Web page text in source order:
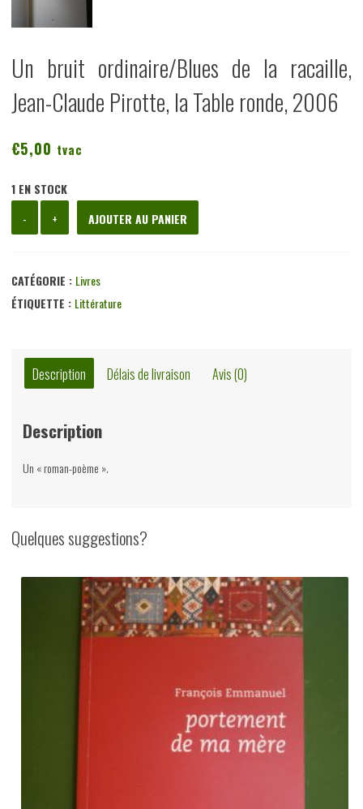
Un bruit ordinaire/Blues de la racaille,
Jean-Claude Pirotte, la Table ronde, 2006
€5,00 tvac
1 EN STOCK
-
de
bruit
ordinaire/Blues
racaille,
Jean-
Pirotte,
+ AJOUTER AU PANIER
CATÉGORIE : Livres
ÉTIQUETTE : Littérature
Description Délais de livraison Avis (0)
Description
Un « roman-poème ».
Quelques suggestions?